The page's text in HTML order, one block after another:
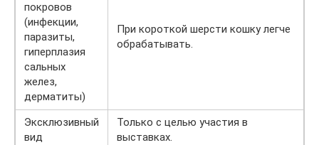
покровов
(инфекции,
паразиты,
гиперплазия
сальных
желез,
дерматиты)
При короткой шерсти кошку легче
обрабатывать.
Эксклюзивный
вид
Только с целью участия в
выставках.